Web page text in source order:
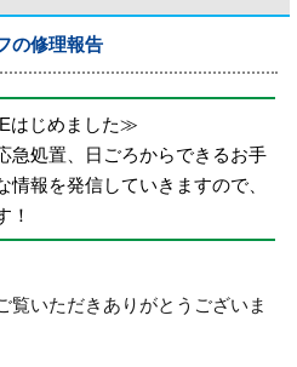
の修理報告
はじめました≫
急処置、日ごろからできるお手
情報を発信していきますので、
！
覧いただきありがとうございま